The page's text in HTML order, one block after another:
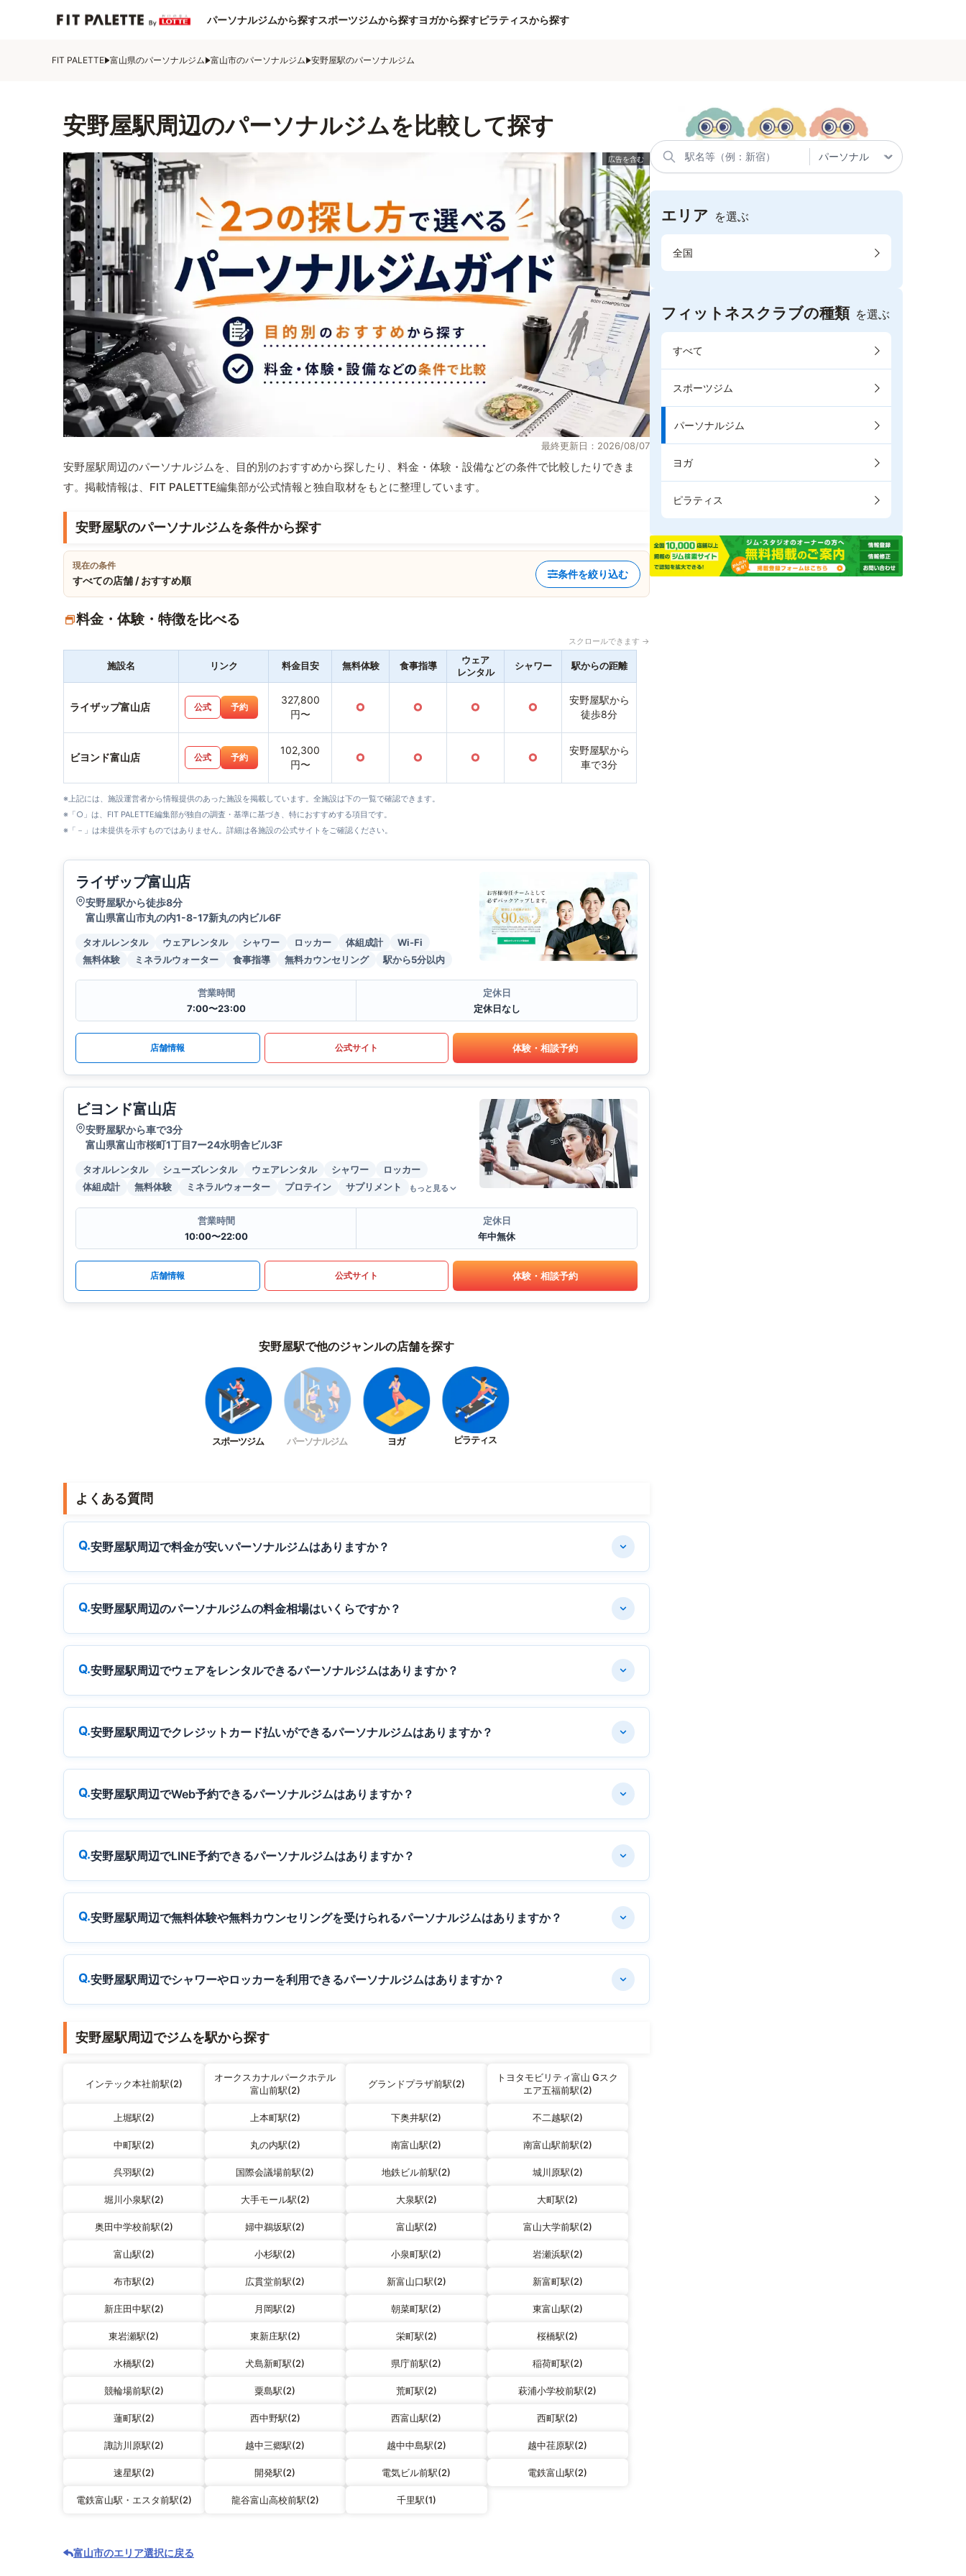
パーソナルジムから探すスポーツジムから探すヨガから探すピラティスから探す
FIT PALETTE 富山県のパーソナルジム 富山市のパーソナルジム 安野屋駅のパーソナルジム
安野屋駅周辺のパーソナルジムを比較して探す
最終更新日：2026/08/07
安野屋駅周辺のパーソナルジムを、目的別のおすすめから探したり、料金・体験・設備などの条件で比較したりできま
す。掲載情報は、FIT PALETTE編集部が公式情報と独自取材をもとに整理しています。
安野屋駅のパーソナルジムを条件から探す
現在の条件
すべての店舗 / おすすめ順
条件を絞り込む
料金・体験・特徴を比べる
スクロールできます →
施設名 リンク 料金目安 無料体験 食事指導
ウェア
レンタル
シャワー 駅からの距離
ライザップ富山店 公式 予約
327,800
円〜
○ ○ ○ ○
安野屋駅から
徒歩8分
ビヨンド富山店 公式 予約
102,300
円〜
○ ○ ○ ○
安野屋駅から
車で3分
※上記には、施設運営者から情報提供のあった施設を掲載しています。全施設は下の一覧で確認できます。
※「○」は、FIT PALETTE編集部が独自の調査・基準に基づき、特におすすめする項目です。
※「－」は未提供を示すものではありません。詳細は各施設の公式サイトをご確認ください。
ライザップ富山店
安野屋駅から徒歩8分
富山県富山市丸の内1-8-17新丸の内ビル6F
タオルレンタル ウェアレンタル シャワー ロッカー 体組成計
Wi-Fi
無料体験
ミネラルウォーター 食事指導 無料カウンセリング 駅から5分以内
営業時間
7:00〜23:00
定休日
定休日なし
店舗情報 公式サイト 体験・相談予約
ビヨンド富山店
安野屋駅から車で3分
富山県富山市桜町1丁目7ー24水明舎ビル3F
タオルレンタル シューズレンタル ウェアレンタル シャワー
ロッカー
体組成計
無料体験 ミネラルウォーター プロテイン サプリメント もっと見る
営業時間
10:00〜22:00
定休日
年中無休
店舗情報 公式サイト 体験・相談予約
安野屋駅で他のジャンルの店舗を探す
スポーツジム パーソナルジム ヨガ ピラティス
よくある質問
安野屋駅周辺で料金が安いパーソナルジムはありますか？
安野屋駅周辺のパーソナルジムの料金相場はいくらですか？
安野屋駅周辺でウェアをレンタルできるパーソナルジムはありますか？
安野屋駅周辺でクレジットカード払いができるパーソナルジムはありますか？
安野屋駅周辺でWeb予約できるパーソナルジムはありますか？
安野屋駅周辺でLINE予約できるパーソナルジムはありますか？
安野屋駅周辺で無料体験や無料カウンセリングを受けられるパーソナルジムはありますか？
安野屋駅周辺でシャワーやロッカーを利用できるパーソナルジムはありますか？
安野屋駅周辺でジムを駅から探す
インテック本社前駅(2)
オークスカナルパークホテル
富山前駅(2)
グランドプラザ前駅(2)
トヨタモビリティ富山 Gスク
エア五福前駅(2)
上堀駅(2) 上本町駅(2) 下奥井駅(2) 不二越駅(2)
中町駅(2) 丸の内駅(2) 南富山駅(2) 南富山駅前駅(2)
呉羽駅(2) 国際会議場前駅(2) 地鉄ビル前駅(2) 城川原駅(2)
堀川小泉駅(2) 大手モール駅(2) 大泉駅(2) 大町駅(2)
奥田中学校前駅(2) 婦中鵜坂駅(2) 富山駅(2) 富山大学前駅(2)
富山駅(2) 小杉駅(2) 小泉町駅(2) 岩瀬浜駅(2)
布市駅(2) 広貫堂前駅(2) 新富山口駅(2) 新富町駅(2)
新庄田中駅(2) 月岡駅(2) 朝菜町駅(2) 東富山駅(2)
東岩瀬駅(2) 東新庄駅(2) 栄町駅(2) 桜橋駅(2)
水橋駅(2) 犬島新町駅(2) 県庁前駅(2) 稲荷町駅(2)
競輪場前駅(2) 粟島駅(2) 荒町駅(2) 萩浦小学校前駅(2)
蓮町駅(2) 西中野駅(2) 西富山駅(2) 西町駅(2)
諏訪川原駅(2) 越中三郷駅(2) 越中中島駅(2) 越中荏原駅(2)
速星駅(2) 開発駅(2) 電気ビル前駅(2) 電鉄富山駅(2)
電鉄富山駅・エスタ前駅(2) 龍谷富山高校前駅(2) 千里駅(1)
富山市のエリア選択に戻る
エリア を選ぶ
全国
フィットネスクラブの種類 を選ぶ
すべて
スポーツジム
パーソナルジム
ヨガ
ピラティス